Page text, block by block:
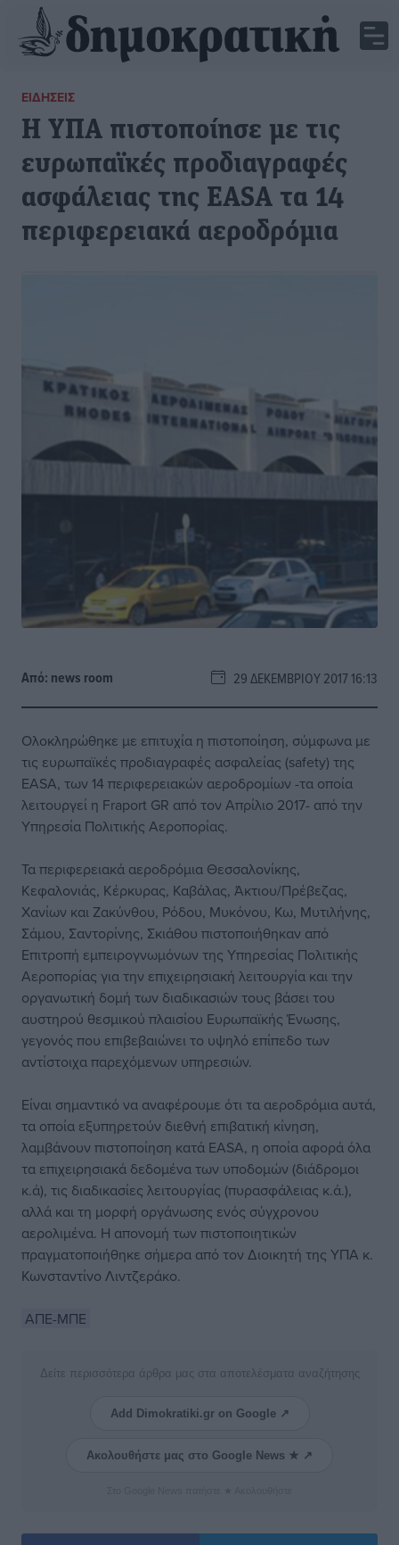
ΕΙΔΉΣΕΙΣ
Η ΥΠΑ πιστοποίησε με τις
ευρωπαϊκές προδιαγραφές
ασφάλειας της EASA τα 14
περιφερειακά αεροδρόμια
Από: news room 29 ΔΕΚΕΜΒΡΊΟΥ 2017 16:13
Ολοκληρώθηκε με επιτυχία η πιστοποίηση, σύμφωνα με
τις ευρωπαϊκές προδιαγραφές ασφαλείας (safety) της
EASA, των 14 περιφερειακών αεροδρομίων -τα οποία
λειτουργεί η Fraport GR από τον Απρίλιο 2017- από την
Υπηρεσία Πολιτικής Αεροπορίας.
Τα περιφερειακά αεροδρόμια Θεσσαλονίκης,
Κεφαλονιάς, Κέρκυρας, Καβάλας, Άκτιου/Πρέβεζας,
Χανίων και Ζακύνθου, Ρόδου, Μυκόνου, Κω, Μυτιλήνης,
Σάμου, Σαντορίνης, Σκιάθου πιστοποιήθηκαν από
Επιτροπή εμπειρογνωμόνων της Υπηρεσίας Πολιτικής
Αεροπορίας για την επιχειρησιακή λειτουργία και την
οργανωτική δομή των διαδικασιών τους βάσει του
αυστηρού θεσμικού πλαισίου Ευρωπαϊκής Ένωσης,
γεγονός που επιβεβαιώνει το υψηλό επίπεδο των
αντίστοιχα παρεχόμενων υπηρεσιών.
Είναι σημαντικό να αναφέρουμε ότι τα αεροδρόμια αυτά,
τα οποία εξυπηρετούν διεθνή επιβατική κίνηση,
λαμβάνουν πιστοποίηση κατά EASA, η οποία αφορά όλα
τα επιχειρησιακά δεδομένα των υποδομών (διάδρομοι
κ.ά), τις διαδικασίες λειτουργίας (πυρασφάλειας κ.ά.),
αλλά και τη μορφή οργάνωσης ενός σύγχρονου
αερολιμένα. Η απονομή των πιστοποιητικών
πραγματοποιήθηκε σήμερα από τον Διοικητή της ΥΠΑ κ.
Κωνσταντίνο Λιντζεράκο.
ΑΠΕ-ΜΠΕ
Δείτε περισσότερα άρθρα μας στα αποτελέσματα αναζήτησης
Add Dimokratiki.gr on Google ↗
Ακολουθήστε μας στο Google News ★ ↗